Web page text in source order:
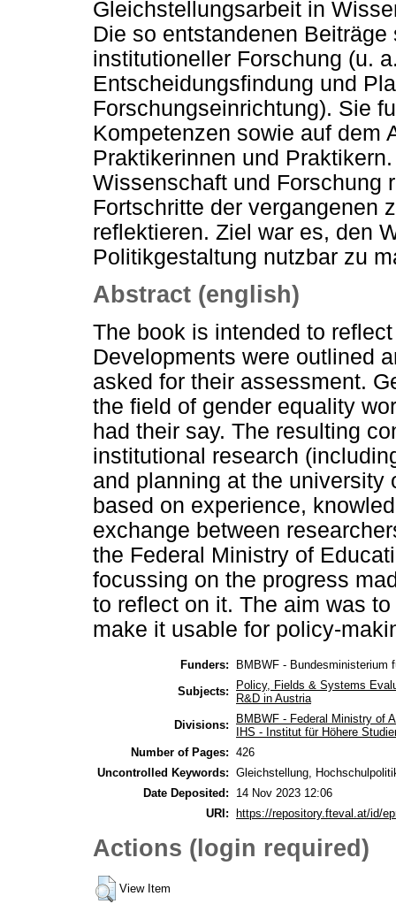
Gleichstellungsarbeit in
Die so entstandenen
institutioneller Forschung (u.
Entscheidungsfindung und
Forschungseinrichtung). Sie
Kompetenzen sowie auf dem
Praktikerinnen und
Wissenschaft und Forschung
Fortschritte der vergangenen
reflektieren. Ziel war es, den
Politikgestaltung nutzbar zu
Abstract (english)
The book is intended to
Developments were outlined
asked for their assessment.
the field of gender equality
had their say. The resulting
institutional research
and planning at the university
based on experience,
exchange between
the Federal Ministry of
focussing on the progress
to reflect on it. The aim was
make it usable for policy-
Funders:
BMBWF - Bundesministerium
Subjects:
Policy, Fields & Systems
R&D in Austria
Divisions:
BMBWF - Federal Ministry of
IHS - Institut für Höhere
Number of Pages: 426
Uncontrolled Keywords: Gleichstellung,
Date Deposited:
14 Nov 2023 12:06
URI: https://repository.fteval.at/id/
Actions (login required)
View Item